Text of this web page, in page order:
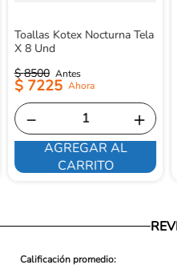
Toallas Kotex Nocturna Tela
X 8 Und
$ 8500
$ 7225
＋
－
AGREGAR AL
CARRITO